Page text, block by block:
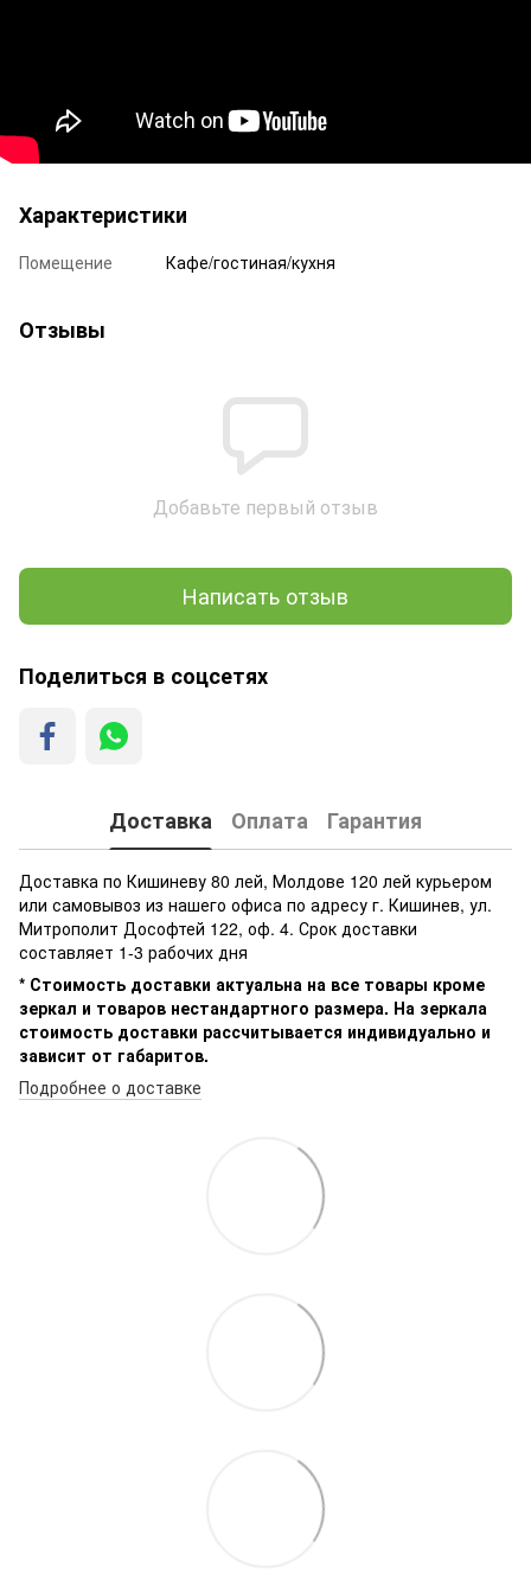
Характеристики
Помещение Кафе/гостиная/кухня
Отзывы
Добавьте первый отзыв
Написать отзыв
Поделиться в соцсетях
Доставка Оплата Гарантия
Доставка по Кишиневу 80 лей, Молдове 120 лей курьером
или самовывоз из нашего офиса по адресу г. Кишинев, ул.
Митрополит Дософтей 122, оф. 4. Срок доставки
составляет 1-3 рабочих дня
* Стоимость доставки актуальна на все товары кроме
зеркал и товаров нестандартного размера. На зеркала
стоимость доставки рассчитывается индивидуально и
зависит от габаритов.
Подробнее о доставке